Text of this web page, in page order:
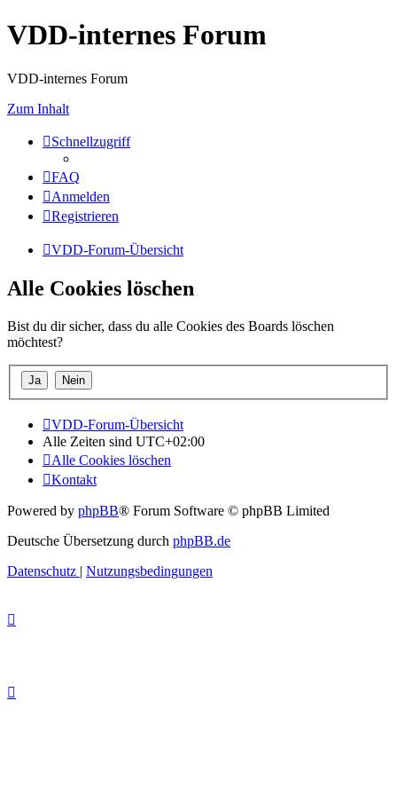
VDD-internes Forum
VDD-internes Forum
Zum Inhalt
Schnellzugriff
FAQ
Anmelden
Registrieren
VDD-Forum-Übersicht
Alle Cookies löschen
Bist du dir sicher, dass du alle Cookies des Boards löschen
möchtest?
VDD-Forum-Übersicht
Alle Zeiten sind UTC+02:00
Alle Cookies löschen
Kontakt
Powered by phpBB® Forum Software © phpBB Limited
Deutsche Übersetzung durch phpBB.de
Datenschutz | Nutzungsbedingungen